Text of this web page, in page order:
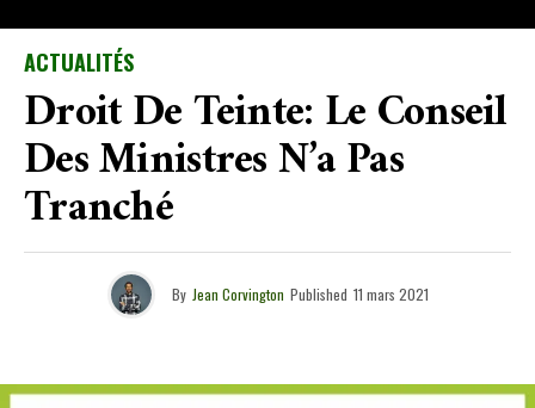
ACTUALITÉS
Droit De Teinte: Le Conseil
Des Ministres N’a Pas
Tranché
By Jean Corvington Published 11 mars 2021